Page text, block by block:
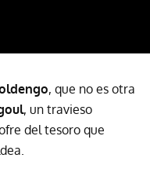
, que no es otra
, un travieso
del tesoro que